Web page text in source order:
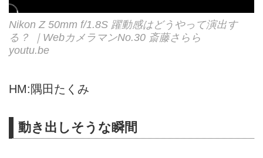
Nikon Z 50mm f/1.8S 躍動感はどうやって演出す
る？ ｜WebカメラマンNo.30 斎藤さらら
youtu.be
HM:隅田たくみ
動き出しそうな瞬間